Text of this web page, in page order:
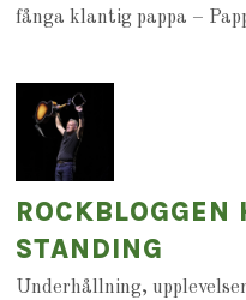
fånga klantig pappa –
STANDING
Underhållning,